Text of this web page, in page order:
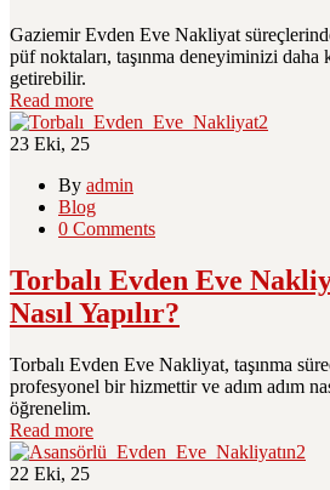
Gaziemir Evden Eve Nakliyat
püf noktaları, taşınma deneyiminizi daha
getirebilir.
Read more
23 Eki, 25
By admin
Blog
0 Comments
Torbalı Evden Eve
Nasıl Yapılır?
Torbalı Evden Eve Nakliyat, taşınma
profesyonel bir hizmettir ve adım adım
öğrenelim.
Read more
22 Eki, 25